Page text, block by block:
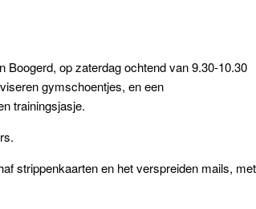
op zaterdag ochtend van 9.30-10.30
gymschoentjes, en een
trainingsjasje.
strippenkaarten en het verspreiden mails, met